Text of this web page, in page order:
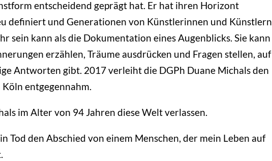
entscheidend geprägt hat. Er hat ihren Horizont
definiert und Generationen von Künstlerinnen und Künstlern
sein kann als die Dokumentation eines Augenblicks. Sie kann
erzählen, Träume ausdrücken und Fragen stellen, auf
Antworten gibt. 2017 verleiht die DGPh Duane Michals den
entgegennahm.
im Alter von 94 Jahren diese Welt verlassen.
Tod den Abschied von einem Menschen, der mein Leben auf